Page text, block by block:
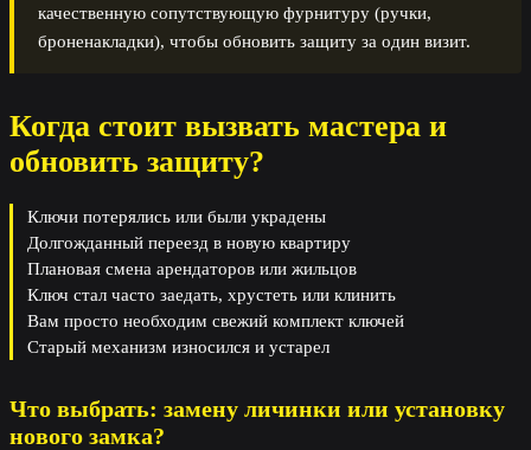
качественную сопутствующую фурнитуру (ручки,
броненакладки), чтобы обновить защиту за один визит.
Когда стоит вызвать мастера и
обновить защиту?
Ключи потерялись или были украдены
Долгожданный переезд в новую квартиру
Плановая смена арендаторов или жильцов
Ключ стал часто заедать, хрустеть или клинить
Вам просто необходим свежий комплект ключей
Старый механизм износился и устарел
Что выбрать: замену личинки или установку
нового замка?